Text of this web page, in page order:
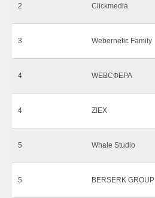
2 Clickmedia
3 Webernetic Family
4 WEBСФЕРА
4 ZIEX
5 Whale Studio
5 BERSERK GROUP